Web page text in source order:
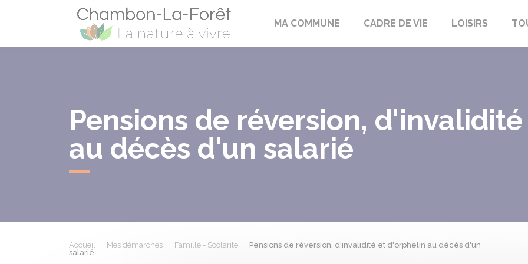
Chambon-la-Fôret
MA COMMUNE CADRE DE VIE LOISIRS
Pensions de réversion,
au décès d'un salarié
Accueil Mes démarches Famille - Scolarité
Pensions de réversion, d'invalidité et d'orphelin au décès d'un
salarié